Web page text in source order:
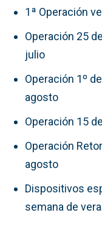
1ª Operación
Operación 25
julio
Operación 1º
agosto
Operación 15
Operación
agosto
Dispositivos
semana de